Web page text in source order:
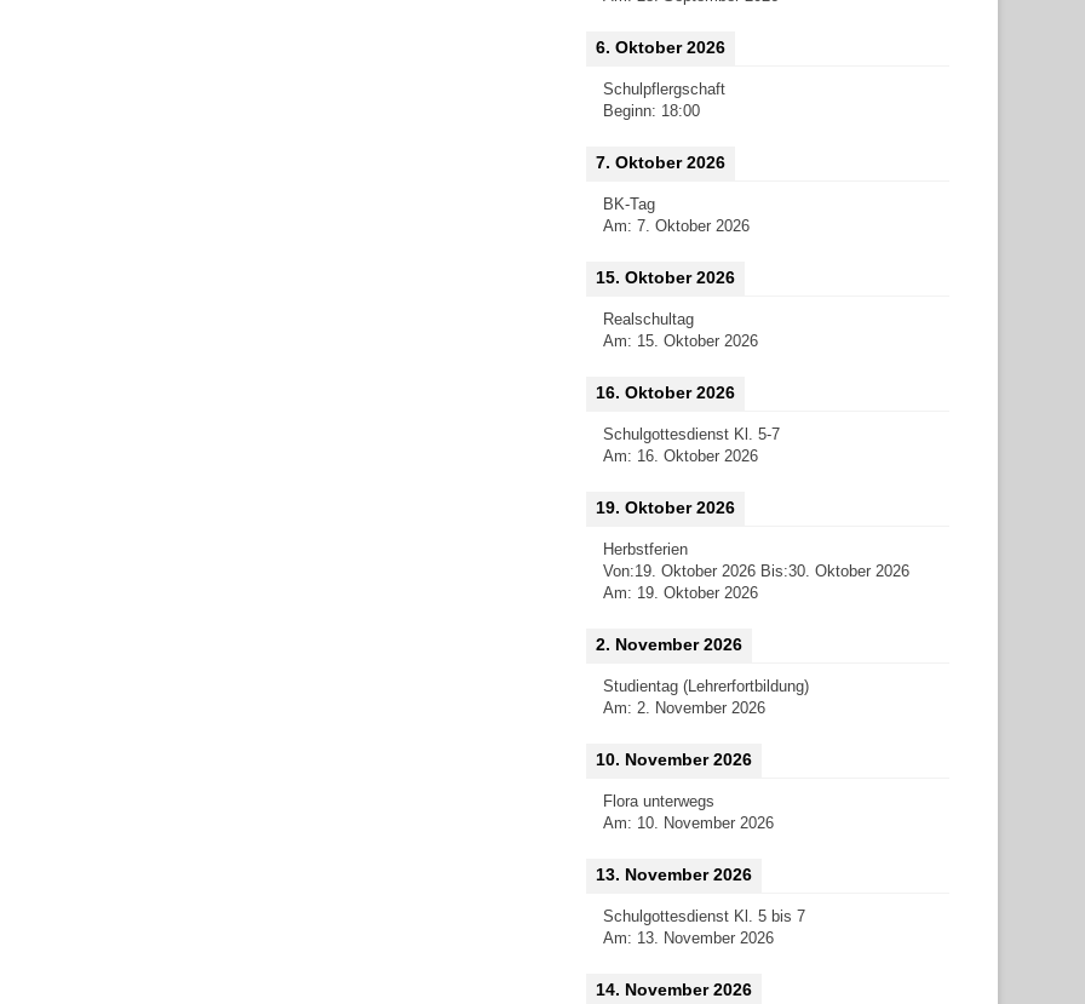
6. Oktober 2026
Schulpflergschaft
Beginn: 18:00
7. Oktober 2026
BK-Tag
Am: 7. Oktober 2026
15. Oktober 2026
Realschultag
Am: 15. Oktober 2026
16. Oktober 2026
Schulgottesdienst Kl. 5-7
Am: 16. Oktober 2026
19. Oktober 2026
Herbstferien
Von:19. Oktober 2026 Bis:30. Oktober 2026
Am: 19. Oktober 2026
2. November 2026
Studientag (Lehrerfortbildung)
Am: 2. November 2026
10. November 2026
Flora unterwegs
Am: 10. November 2026
13. November 2026
Schulgottesdienst Kl. 5 bis 7
Am: 13. November 2026
14. November 2026